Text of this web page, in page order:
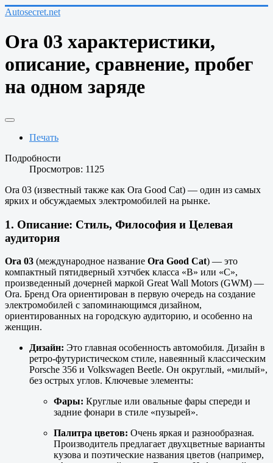
Autosecret.net
Ora 03 характеристики,
описание, сравнение, пробег
на одном заряде
Печать
Подробности
Просмотров: 1125
Ora 03 (известный также как Ora Good Cat) — один из самых
ярких и обсуждаемых электромобилей на рынке.
1. Описание: Стиль, Философия и Целевая
аудитория
Ora 03 (международное название Ora Good Cat) — это
компактный пятидверный хэтчбек класса «B» или «C»,
произведенный дочерней маркой Great Wall Motors (GWM) —
Ora. Бренд Ora ориентирован в первую очередь на создание
электромобилей с запоминающимся дизайном,
ориентированных на городскую аудиторию, и особенно на
женщин.
Дизайн: Это главная особенность автомобиля. Дизайн в
ретро-футуристическом стиле, навеянный классическим
Porsche 356 и Volkswagen Beetle. Он округлый, «милый»,
без острых углов. Ключевые элементы:
Фары: Круглые или овальные фары спереди и
задние фонари в стиле «пузырей».
Палитра цветов: Очень яркая и разнообразная.
Производитель предлагает двухцветные варианты
кузова и поэтические названия цветов (например,